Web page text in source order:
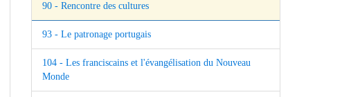
90 - Rencontre des cultures
93 - Le patronage portugais
104 - Les franciscains et l'évangélisation du Nouveau
Monde